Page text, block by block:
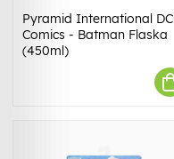
Pyramid International DC
Comics - Batman Flaska
(450ml)